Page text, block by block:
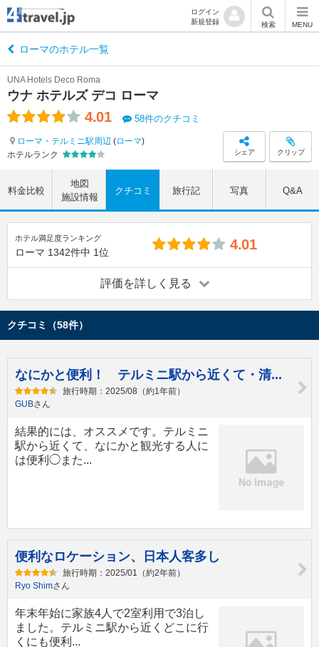
ログイン
新規登録
検索 MENU
ローマのホテル一覧
ウナ ホテルズ デコ ローマ
UNA Hotels Deco Roma
4.01 58件のクチコミ
ローマ・テルミニ駅周辺 (ローマ)
ホテルランク
シェア クリップ
料金比較
地図
施設情報
クチコミ 旅行記 写真 Q&A
ホテル満足度ランキング
ローマ 1342件中 1位 4.01
評価を詳しく見る
クチコミ（58件）
なにかと便利！ テルミニ駅から近くて・清...
旅行時期：2025/08（約1年前）
GUBさん
結果的には、オススメです。テルミニ
駅から近くて、なにかと観光する人に
は便利◯また...
便利なロケーション、日本人客多し
旅行時期：2025/01（約2年前）
Ryo Shimさん
年末年始に家族4人で2室利用で3泊し
ました。テルミニ駅から近くどこに行
くにも便利...